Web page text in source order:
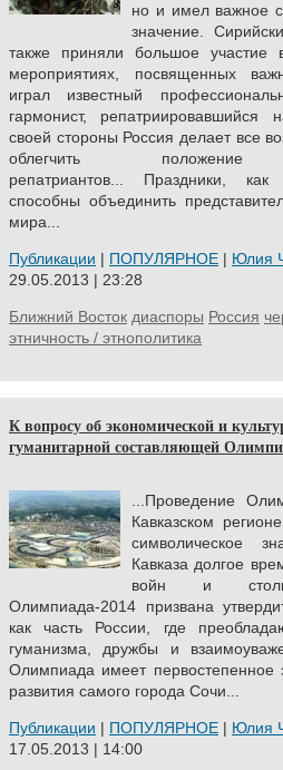
но и имел важное
значение.
также приняли большое участие
мероприятиях, посвященных
играл известный
гармонист, репатриировавшийся
своей стороны Россия делает все
облегчить положение
репатриантов... Праздники,
способны объединить
мира...
Публикации | ПОПУЛЯРНОЕ | Юлия
29.05.2013 | 23:28
Ближний Восток диаспоры Россия
этничность / этнополитика
К вопросу об экономической и
гуманитарной составляющей
...Проведение
Кавказском
символическое
Кавказа долгое
войн и
Олимпиада-2014 призвана
как часть России, где
гуманизма, дружбы и
Олимпиада имеет первостепенное
развития самого города Сочи...
Публикации | ПОПУЛЯРНОЕ | Юлия
17.05.2013 | 14:00